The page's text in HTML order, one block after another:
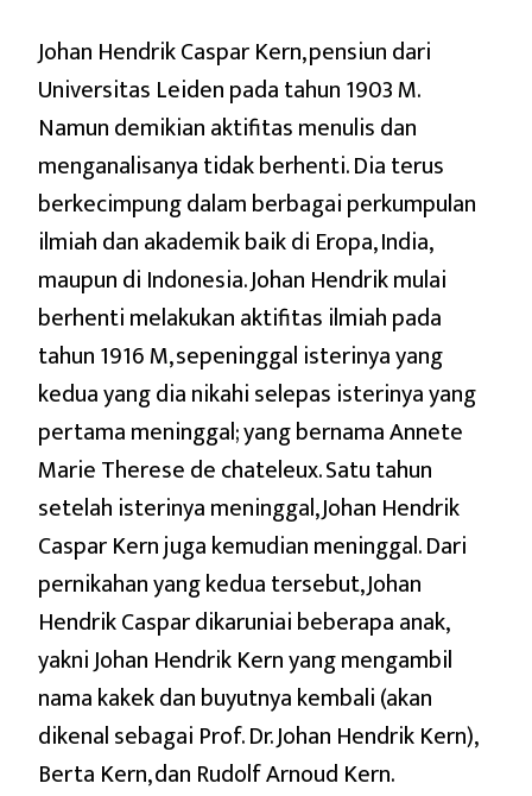
Johan Hendrik Caspar Kern, pensiun dari
Universitas Leiden pada tahun 1903 M.
Namun demikian aktifitas menulis dan
menganalisanya tidak berhenti. Dia terus
berkecimpung dalam berbagai perkumpulan
ilmiah dan akademik baik di Eropa, India,
maupun di Indonesia. Johan Hendrik mulai
berhenti melakukan aktifitas ilmiah pada
tahun 1916 M, sepeninggal isterinya yang
kedua yang dia nikahi selepas isterinya yang
pertama meninggal; yang bernama Annete
Marie Therese de chateleux. Satu tahun
setelah isterinya meninggal, Johan Hendrik
Caspar Kern juga kemudian meninggal. Dari
pernikahan yang kedua tersebut, Johan
Hendrik Caspar dikaruniai beberapa anak,
yakni Johan Hendrik Kern yang mengambil
nama kakek dan buyutnya kembali (akan
dikenal sebagai Prof. Dr. Johan Hendrik Kern),
Berta Kern, dan Rudolf Arnoud Kern.